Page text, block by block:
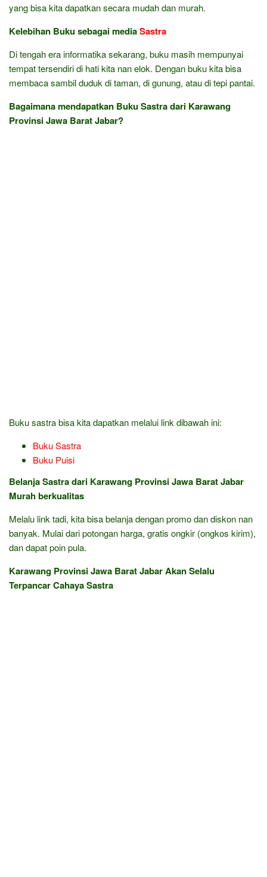
yang bisa kita dapatkan secara mudah dan murah.
Kelebihan Buku sebagai mediaSastra
Di tengah era informatika sekarang, buku masih mempunyai
tempat tersendiri di hati kita nan elok. Dengan buku kita bisa
membaca sambil duduk di taman, di gunung, atau di tepi pantai.
Bagaimana mendapatkan Buku Sastra dari Karawang
Provinsi Jawa Barat Jabar?
Buku sastra bisa kita dapatkan melalui link dibawah ini:
Buku Sastra
Buku Puisi
Belanja Sastra dari Karawang Provinsi Jawa Barat Jabar
Murah berkualitas
Melalu link tadi, kita bisa belanja dengan promo dan diskon nan
banyak. Mulai dari potongan harga, gratis ongkir (ongkos kirim),
dan dapat poin pula.
Karawang Provinsi Jawa Barat Jabar Akan Selalu
Terpancar Cahaya Sastra